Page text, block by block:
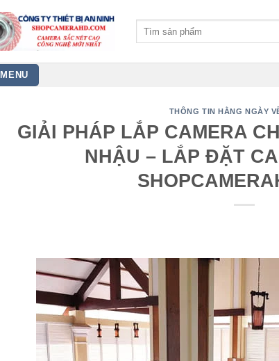
MENU
THÔNG TIN HẰNG NGÀY
GIẢI PHÁP LẮP CAMERA
NHẬU – LẮP ĐẶT